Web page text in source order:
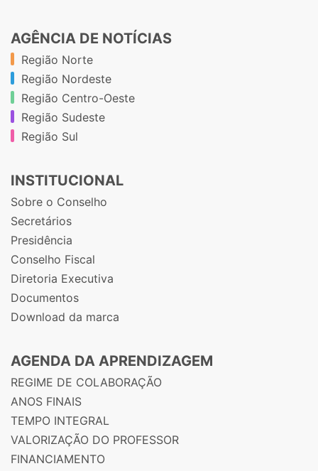
AGÊNCIA DE NOTÍCIAS
Região Norte
Região Nordeste
Região Centro-Oeste
Região Sudeste
Região Sul
INSTITUCIONAL
Sobre o Conselho
Secretários
Presidência
Conselho Fiscal
Diretoria Executiva
Documentos
Download da marca
AGENDA DA APRENDIZAGEM
REGIME DE COLABORAÇÃO
ANOS FINAIS
TEMPO INTEGRAL
VALORIZAÇÃO DO PROFESSOR
FINANCIAMENTO